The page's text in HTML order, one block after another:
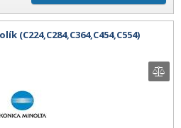
(C224,C284,C364,C454,C554)